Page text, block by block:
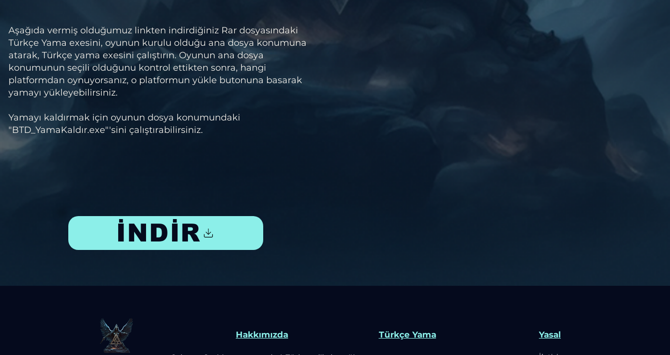
Aşağıda vermiş olduğumuz linkten indirdiğiniz Rar dosyasındaki
Türkçe Yama exesini, oyunun kurulu olduğu ana dosya konumuna
atarak, Türkçe yama exesini çalıştırın. Oyunun ana dosya
konumunun seçili olduğunu kontrol ettikten sonra, hangi
platformdan oynuyorsanız, o platformun yükle butonuna basarak
yamayı yükleyebilirsiniz.
Yamayı kaldırmak için oyunun dosya konumundaki
"BTD_YamaKaldır.exe"'sini çalıştırabilirsiniz.
İNDİR
Hakkımızda Türkçe Yama Yasal